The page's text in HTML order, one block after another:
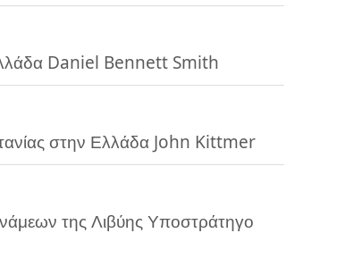
Daniel Bennett Smith
στην Ελλάδα John Kittmer
της Λιβύης Υποστράτηγο